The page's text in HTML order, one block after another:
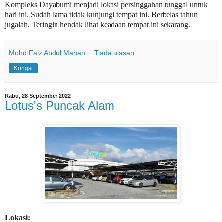
Kompleks Dayabumi menjadi lokasi persinggahan tunggal untuk
hari ini. Sudah lama tidak kunjungi tempat ini. Berbelas tahun
jugalah. Teringin hendak lihat keadaan tempat ini sekarang.
Mohd Faiz Abdul Manan Tiada ulasan:
Kongsi
Rabu, 28 September 2022
Lotus's Puncak Alam
Lokasi: